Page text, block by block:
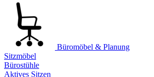
Büromöbel & Planung
Sitzmöbel
Bürostühle
Aktives Sitzen